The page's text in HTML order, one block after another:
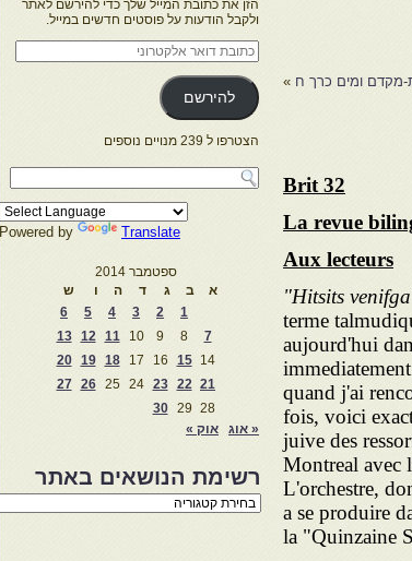
מקדם ומים כרך ח »
Brit 32
La revue
Aux lecteurs
"Hitsits
terme
aujourd'hui
quand j'ai
fois, voici
juive des
Montreal avec
L'orchestre,
a se produire
la "Quinzaine
הזן את כתובת המייל שלך כדי להירשם לאתר
ולקבל הודעות על פוסטים חדשים במייל.
כתובת
דואר
אלקטרוני
להירשם
הצטרפו ל 239 מנויים נוספים
Powered by Translate
ספטמבר 2014
א
ב ג ד ה ו
ש
1
2
3
4
5
6
7
8
9
10
11
12
13
14
15
16
17
18
19
20
21
22
23
24
25
26
27
28
29
30
« אוג
אוק »
רשימת הנושאים באתר
רשימת
הנושאים